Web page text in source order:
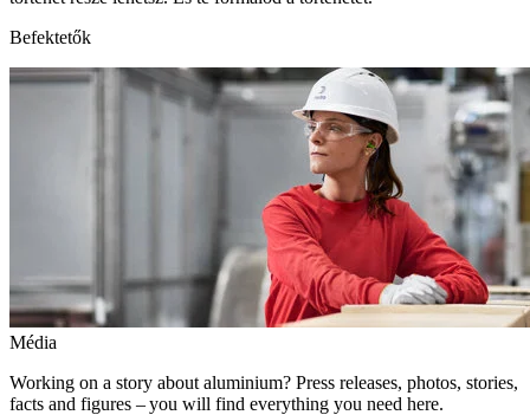
Befektetők
Média
Working on a story about aluminium? Press releases, photos, stories,
facts and figures – you will find everything you need here.